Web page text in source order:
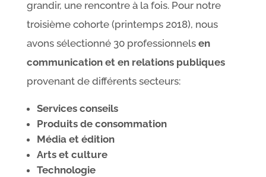
grandir, une rencontre à la fois. Pour notre
troisième cohorte (printemps 2018), nous
avons sélectionné 30 professionnels en
communication et en relations publiques
provenant de différents secteurs:
Services conseils
Produits de consommation
Média et édition
Arts et culture
Technologie